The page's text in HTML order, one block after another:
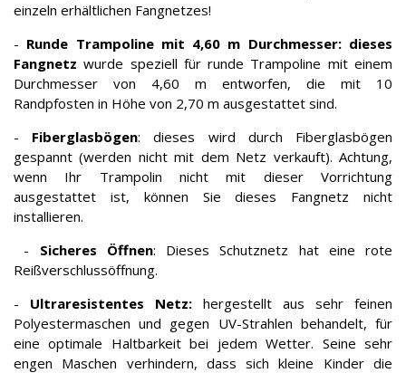
einzeln erhältlichen Fangnetzes!
- Runde Trampoline mit 4,60 m Durchmesser: dieses
Fangnetzwurde speziell für runde Trampoline mit einem
Durchmesser von 4,60 m entworfen, die mit 10
Randpfosten in Höhe von 2,70 m ausgestattet sind.
- Fiberglasbögen: dieses wird durch Fiberglasbögen
gespannt (werden nicht mit dem Netz verkauft). Achtung,
wenn Ihr Trampolin nicht mit dieser Vorrichtung
ausgestattet ist, können Sie dieses Fangnetz nicht
installieren.
- Sicheres Öffnen: Dieses Schutznetz hat eine rote
Reißverschlussöffnung.
- Ultraresistentes Netz: hergestellt aus sehr feinen
Polyestermaschen und gegen UV-Strahlen behandelt, für
eine optimale Haltbarkeit bei jedem Wetter. Seine sehr
engen Maschen verhindern, dass sich kleine Kinder die